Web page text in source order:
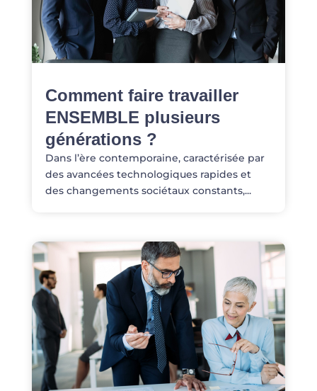
Comment faire travailler
ENSEMBLE plusieurs
générations ?
Dans l’ère contemporaine, caractérisée par
des avancées technologiques rapides et
des changements sociétaux constants,...